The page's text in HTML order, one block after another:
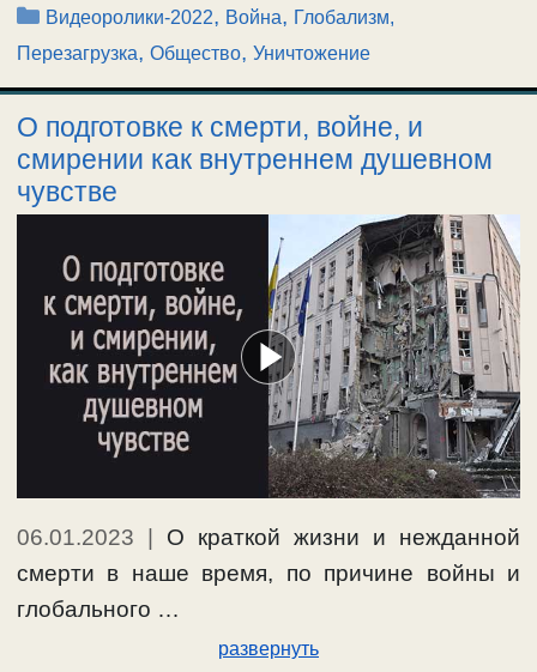
Рубрики
Видеоролики-2022, Война, Глобализм,
Перезагрузка, Общество, Уничтожение
О подготовке к смерти, войне, и
смирении как внутреннем душевном
чувстве
06.01.2023
О краткой жизни и нежданной
смерти в наше время, по причине войны и
глобального …
развернуть